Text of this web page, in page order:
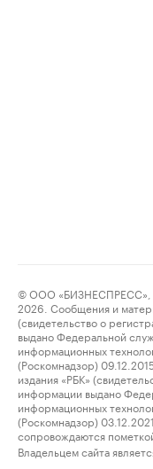
© ООО «БИЗНЕСПРЕСС»,
2026. Сообщения и
(свидетельство о
выдано Федеральной
информационных
(Роскомнадзор)
издания «РБК»
информации выдано
информационных
(Роскомнадзор)
сопровождаются
Владельцем сайта